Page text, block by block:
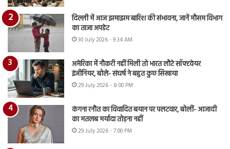
दिल्ली में आज झमाझम बारिश की संभावना, जानें मौसम विभाग
का ताजा अपडेट
30 July 2026 - 9:34 AM
अमेरिका में नौकरी नहीं मिली तो भारत लौटे सॉफ्टवेयर
इंजीनियर, बोले- संघर्ष ने बहुत कुछ सिखाया
29 July 2026 - 8:00 PM
कंगना रनौत का विवादित बयान पर पलटवार, बोलीं- आजादी
का मतलब मर्यादा तोड़ना नहीं
29 July 2026 - 7:00 PM